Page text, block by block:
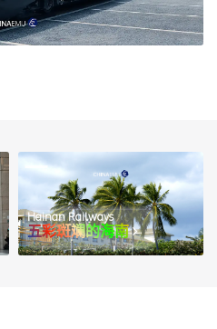
Hainan Railways
五彩斑斓的海南